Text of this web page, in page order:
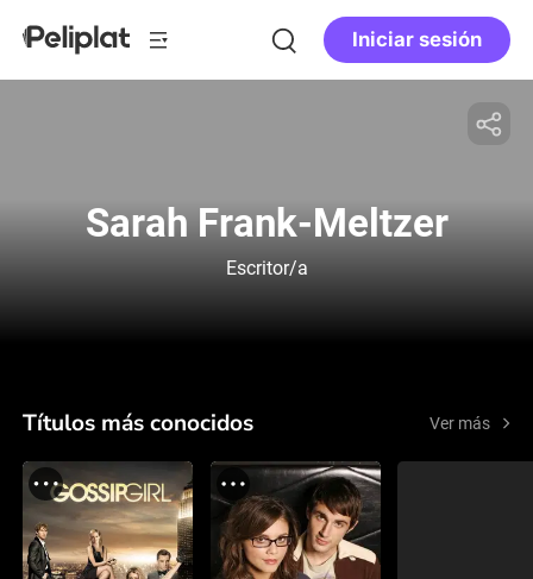
Iniciar sesión
Sarah Frank-Meltzer
Escritor/a
Títulos más conocidos Ver más